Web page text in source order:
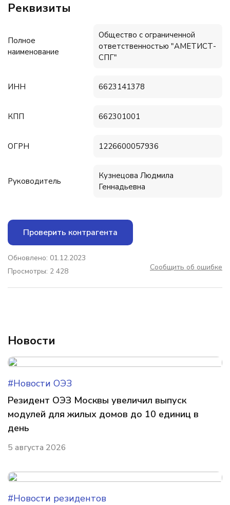
Реквизиты
Полное
наименование
Общество с ограниченной
ответственностью "АМЕТИСТ-
СПГ"
ИНН 6623141378
КПП 662301001
ОГРН 1226600057936
Руководитель
Кузнецова Людмила
Геннадьевна
Проверить контрагента
Обновлено: 01.12.2023
Просмотры: 2 428
Сообщить об ошибке
Новости
#Новости ОЭЗ
Резидент ОЭЗ Москвы увеличил выпуск
модулей для жилых домов до 10 единиц в
день
5 августа 2026
#Новости резидентов